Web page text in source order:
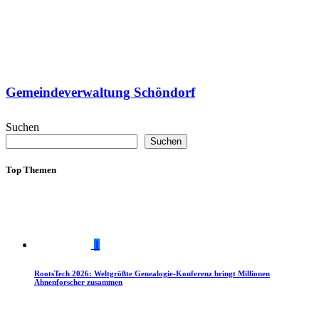
Gemeindeverwaltung Schöndorf
Suchen
Suchen
Top Themen
1
RootsTech 2026: Weltgrößte Genealogie-Konferenz bringt Millionen
Ahnenforscher zusammen